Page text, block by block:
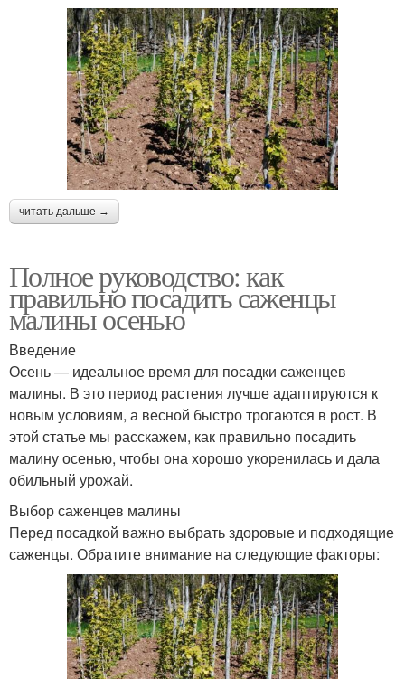
читать дальше →
Полное руководство: как
правильно посадить саженцы
малины осенью
Введение
Осень — идеальное время для посадки саженцев
малины. В это период растения лучше адаптируются к
новым условиям, а весной быстро трогаются в рост. В
этой статье мы расскажем, как правильно посадить
малину осенью, чтобы она хорошо укоренилась и дала
обильный урожай.
Выбор саженцев малины
Перед посадкой важно выбрать здоровые и подходящие
саженцы. Обратите внимание на следующие факторы: